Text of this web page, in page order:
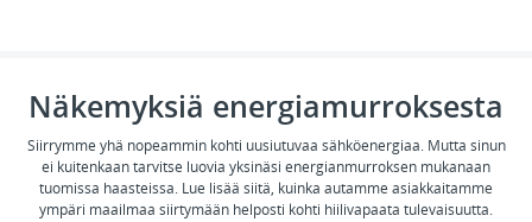
Näkemyksiä energiamurroksesta
Siirrymme yhä nopeammin kohti uusiutuvaa sähköenergiaa. Mutta sinun
ei kuitenkaan tarvitse luovia yksinäsi energianmurroksen mukanaan
tuomissa haasteissa. Lue lisää siitä, kuinka autamme asiakkaitamme
ympäri maailmaa siirtymään helposti kohti hiilivapaata tulevaisuutta.